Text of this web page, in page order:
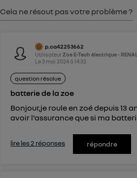
Cela ne résout pas votre problème ?
p.ca42253662
UtilisateurZoe E-Tech électrique -
Le 3 mai 2024à14:32
question résolue
batterie de la zoe
Bonjour,je roule en zoé depuis 13
avoir l'assurance que si ma
lire les 2 réponses répondre
") ou via la page «